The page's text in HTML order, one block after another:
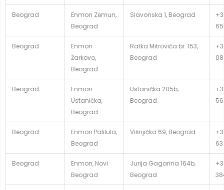
Beograd
Enmon Zemun,
Beograd
Slavonska 1, Beograd
Beograd
Enmon
Žarkovo,
Beograd
Ratka Mitrovića br. 153,
Beograd
Beograd
Enmon
Ustanička,
Beograd
Ustanička 205b,
Beograd
Beograd
Enmon Palilula,
Beograd
Višnjička 69, Beograd
Beograd
Enmon, Novi
Beograd
Jurija Gagarina 164b,
Beograd